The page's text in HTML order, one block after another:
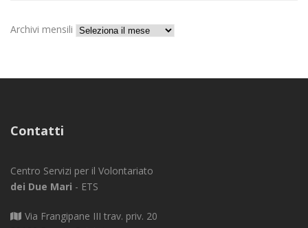
Archivi mensili
Contatti
Centro Servizi per il Volontariato
dei Due Mari - ETS
Via Frangipane III trav. priv. 20